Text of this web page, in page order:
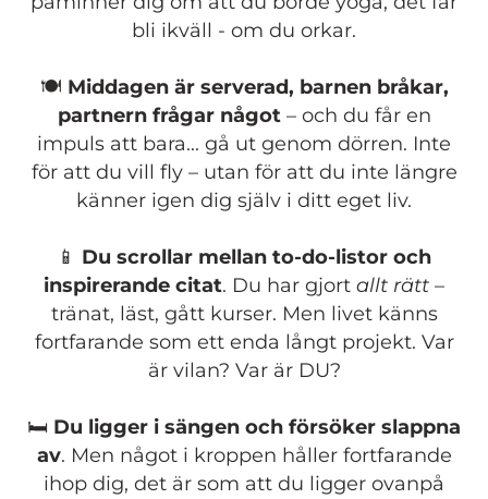
bli ikväll - om du orkar.
🍽️ Middagen är serverad, barnen bråkar,
partnern frågar något– och du får en
impuls att bara... gå ut genom dörren. Inte
för att du vill fly – utan för att du inte längre
känner igen dig själv i ditt eget liv.
📱 Du scrollar mellan to-do-listor och
inspirerande citat. Du har gjort allt rätt –
tränat, läst, gått kurser. Men livet känns
fortfarande som ett enda långt projekt. Var
är vilan? Var är DU?
🛏️ Du ligger i sängen och försöker slappna
av. Men något i kroppen håller fortfarande
ihop dig, det är som att du ligger ovanpå